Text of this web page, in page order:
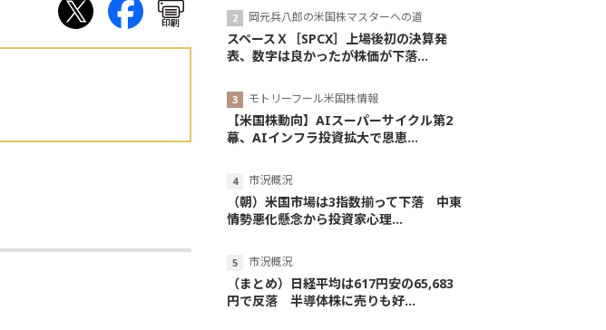
印刷 岡元兵八郎の米国株マスターへの道
スペースＸ［SPCX］上場後初の決算発
表、数字は良かったが株価が下落...
モトリーフール米国株情報
【米国株動向】AIスーパーサイクル第2
幕、AIインフラ投資拡大で恩恵...
市況概況
（朝）米国市場は3指数揃って下落 中東
情勢悪化懸念から投資家心理...
市況概況
（まとめ）日経平均は617円安の65,683
円で反落 半導体株に売りも好...